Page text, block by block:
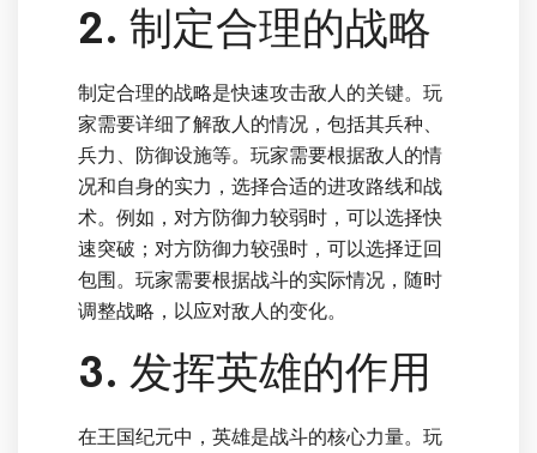
2. 制定合理的战略
制定合理的战略是快速攻击敌人的关键。玩
家需要详细了解敌人的情况，包括其兵种、
兵力、防御设施等。玩家需要根据敌人的情
况和自身的实力，选择合适的进攻路线和战
术。例如，对方防御力较弱时，可以选择快
速突破；对方防御力较强时，可以选择迂回
包围。玩家需要根据战斗的实际情况，随时
调整战略，以应对敌人的变化。
3. 发挥英雄的作用
在王国纪元中，英雄是战斗的核心力量。玩